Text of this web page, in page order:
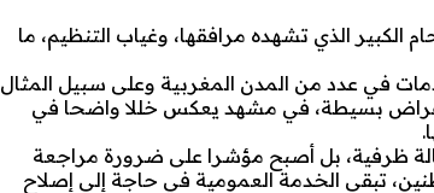
الذي تشهده مرافقها، وغياب التنظيم، ما
في عدد من المدن المغربية وعلى سبيل المثال
أغراض بسيطة، في مشهد يعكس خللا واضحا في
ظرفية، بل أصبح مؤشرا على ضرورة مراجعة
تبقى الخدمة العمومية في حاجة إلى إصلاح